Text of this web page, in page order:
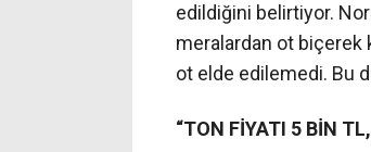
edildiğini belirtiyor.
meralardan ot biçerek
ot elde edilemedi. Bu
“TON FİYATI 5 BİN